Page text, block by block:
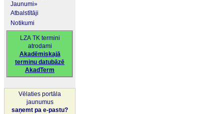
Jaunumi»
Atbalstītāji
Notikumi
LZA TK termini
atrodami
Akadēmiskajā
terminu datubāzē
AkadTerm
Vēlaties portāla
jaunumus
saņemt pa e-pastu?